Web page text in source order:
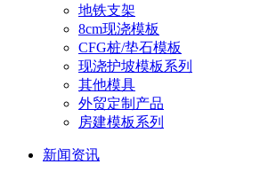
地铁支架
8cm现浇模板
CFG桩/垫石模板
现浇护坡模板系列
其他模具
外贸定制产品
房建模板系列
新闻资讯